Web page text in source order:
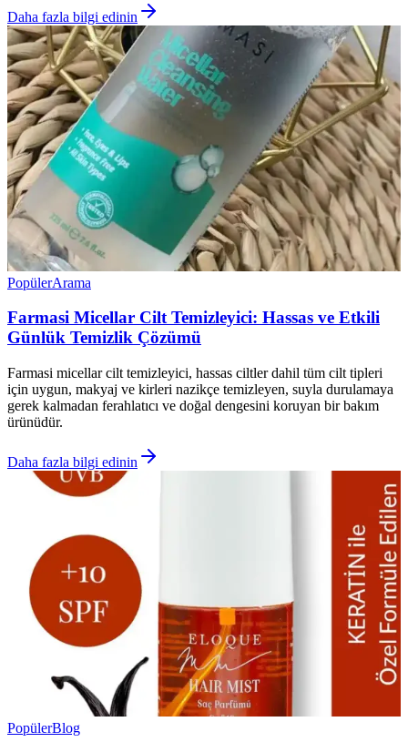
Daha fazla bilgi edinin
PopülerArama
Farmasi Micellar Cilt Temizleyici: Hassas ve Etkili
Günlük Temizlik Çözümü
Farmasi micellar cilt temizleyici, hassas ciltler dahil tüm cilt tipleri
için uygun, makyaj ve kirleri nazikçe temizleyen, suyla durulamaya
gerek kalmadan ferahlatıcı ve doğal dengesini koruyan bir bakım
ürünüdür.
Daha fazla bilgi edinin
PopülerBlog